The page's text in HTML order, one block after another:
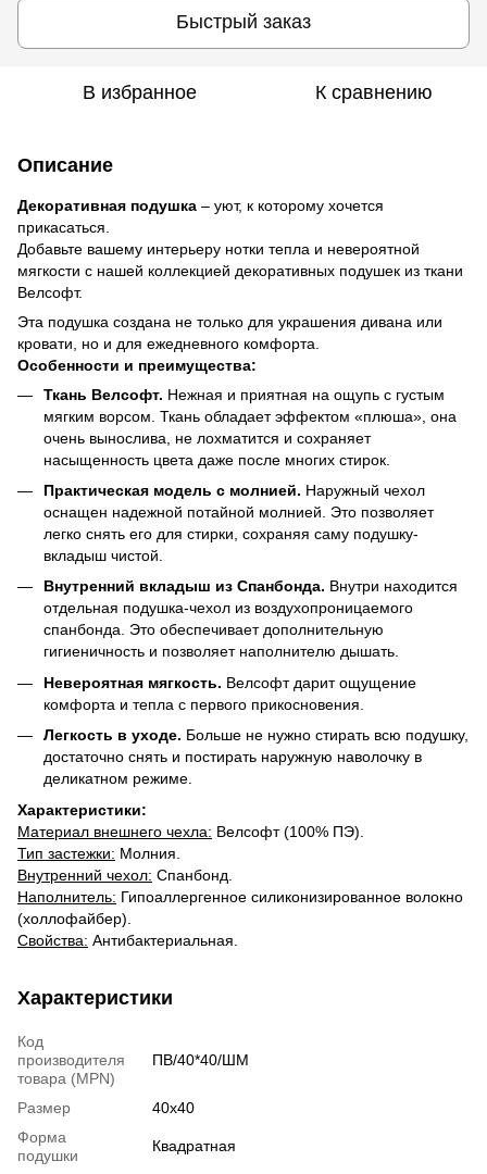
Быстрый заказ
В избранное К сравнению
Описание
Декоративная подушка – уют, к которому хочется
прикасаться.
Добавьте вашему интерьеру нотки тепла и невероятной
мягкости с нашей коллекцией декоративных подушек из ткани
Велсофт.
Эта подушка создана не только для украшения дивана или
кровати, но и для ежедневного комфорта.
Особенности и преимущества:
Ткань Велсофт. Нежная и приятная на ощупь с густым
мягким ворсом. Ткань обладает эффектом «плюша», она
очень вынослива, не лохматится и сохраняет
насыщенность цвета даже после многих стирок.
​Практическая модель с молнией. Наружный чехол
оснащен надежной потайной молнией. Это позволяет
легко снять его для стирки, сохраняя саму подушку-
вкладыш чистой.
Внутренний вкладыш из Спанбонда. Внутри находится
отдельная подушка-чехол из воздухопроницаемого
спанбонда. Это обеспечивает дополнительную
гигиеничность и позволяет наполнителю дышать.
Невероятная мягкость. Велсофт дарит ощущение
комфорта и тепла с первого прикосновения.
Легкость в уходе. Больше не нужно стирать всю подушку,
достаточно снять и постирать наружную наволочку в
деликатном режиме.
Характеристики:
Материал внешнего чехла: Велсофт (100% ПЭ).
​Тип застежки: Молния.
​Внутренний чехол: Спанбонд.
​Наполнитель: Гипоаллергенное силиконизированное волокно
(холлофайбер).
​Свойства: Антибактериальная.
Характеристики
Код
производителя
товара (MPN)
ПВ/40*40/ШМ
Размер
40х40
Форма
подушки
Квадратная